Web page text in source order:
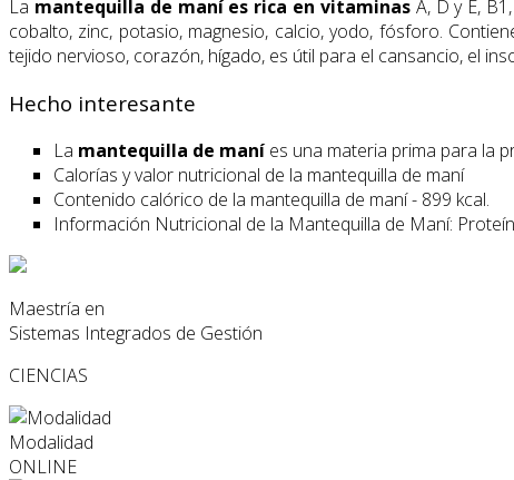
La mantequilla de maní es rica en vitaminasA, D y E,
cobalto, zinc, potasio, magnesio, calcio, yodo, fósforo.
tejido nervioso, corazón, hígado, es útil para el cansancio, el
Hecho interesante
La mantequilla de maní es una materia prima para la
Calorías y valor nutricional de la mantequilla de maní
Contenido calórico de la mantequilla de maní - 899 kcal.
Información Nutricional de la Mantequilla de Maní:
Maestría en
Sistemas Integrados de Gestión
CIENCIAS
Modalidad
ONLINE